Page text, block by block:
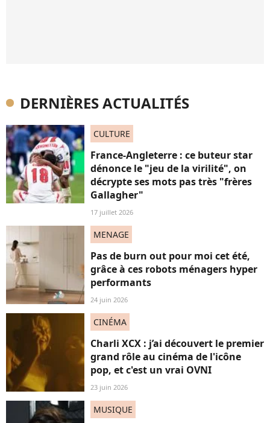
DERNIÈRES ACTUALITÉS
CULTURE
France-Angleterre : ce buteur star
dénonce le "jeu de la virilité", on
décrypte ses mots pas très "frères
Gallagher"
17 juillet 2026
MENAGE
Pas de burn out pour moi cet été,
grâce à ces robots ménagers hyper
performants
24 juin 2026
CINÉMA
Charli XCX : j’ai découvert le premier
grand rôle au cinéma de l'icône
pop, et c'est un vrai OVNI
23 juin 2026
MUSIQUE